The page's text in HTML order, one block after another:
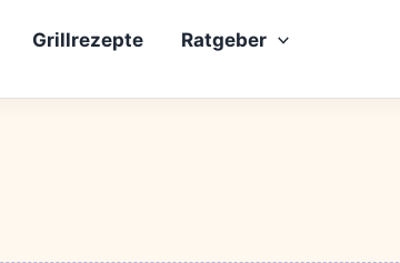
Grillrezepte Ratgeber